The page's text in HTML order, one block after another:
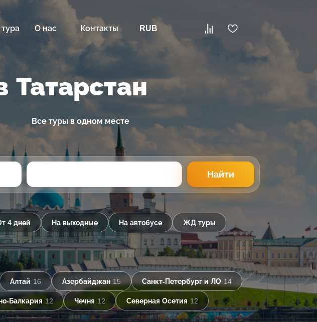
О нас Контакты RUB
Татарстан
Все туры в одном месте
Найти
4 дней На выходные На автобусе ЖД туры
Алтай 16 Азербайджан 15 Санкт-Петербург и ЛО 14
Балкария 12 Чечня 12 Северная Осетия 12